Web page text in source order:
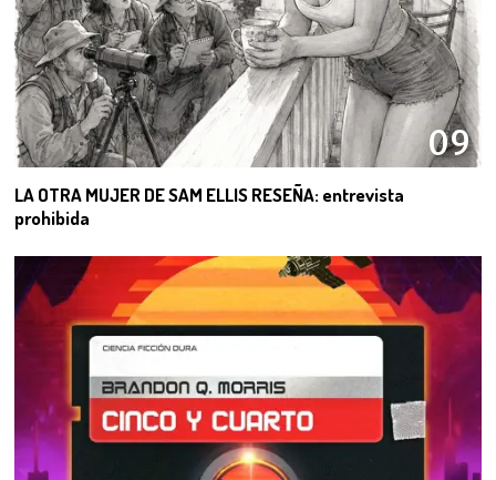
09
LA OTRA MUJER DE SAM ELLIS RESEÑA: entrevista
prohibida